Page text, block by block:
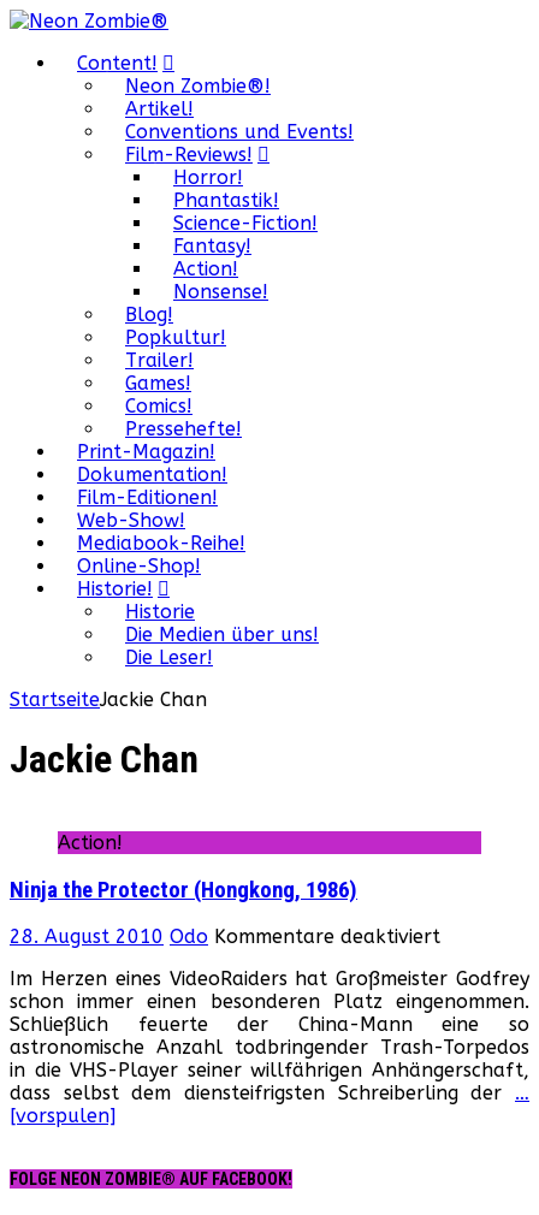
Content!
Neon Zombie®!
Artikel!
Conventions und Events!
Film-Reviews!
Horror!
Phantastik!
Science-Fiction!
Fantasy!
Action!
Nonsense!
Blog!
Popkultur!
Trailer!
Games!
Comics!
Pressehefte!
Print-Magazin!
Dokumentation!
Film-Editionen!
Web-Show!
Mediabook-Reihe!
Online-Shop!
Historie!
Historie
Die Medien über uns!
Die Leser!
StartseiteJackie Chan
Jackie Chan
Action!
Ninja the Protector (Hongkong, 1986)
28. August 2010 Odo Kommentare deaktiviertfür
the
Protector
1986)
Im Herzen eines VideoRaiders hat Großmeister Godfrey
schon immer einen besonderen Platz eingenommen.
Schließlich feuerte der China-Mann eine so
astronomische Anzahl todbringender Trash-Torpedos
in die VHS-Player seiner willfährigen Anhängerschaft,
dass selbst dem diensteifrigsten Schreiberling der …
[vorspulen]
FOLGE NEON ZOMBIE® AUF FACEBOOK!